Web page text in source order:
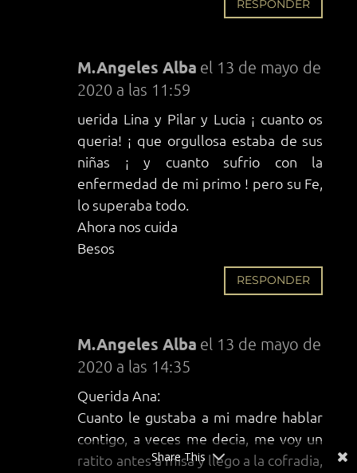
RESPONDER
M.Angeles Alba el 13 de mayo de
2020 a las 11:59
uerida Lina y Pilar y Lucia ¡ cuanto os
queria! ¡ que orgullosa estaba de sus
niñas ¡ y cuanto sufrio con la
enfermedad de mi primo ! pero su Fe,
lo superaba todo.
Ahora nos cuida
Besos
RESPONDER
M.Angeles Alba el 13 de mayo de
2020 a las 14:35
Querida Ana:
Cuanto le gustaba a mi madre hablar
contigo, a veces me decia, me voy un
ratito antes a misa y llego a la cofradia,
Share This